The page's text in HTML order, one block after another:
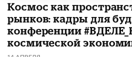
Космос как
рынков: кадры для
конференции
космической